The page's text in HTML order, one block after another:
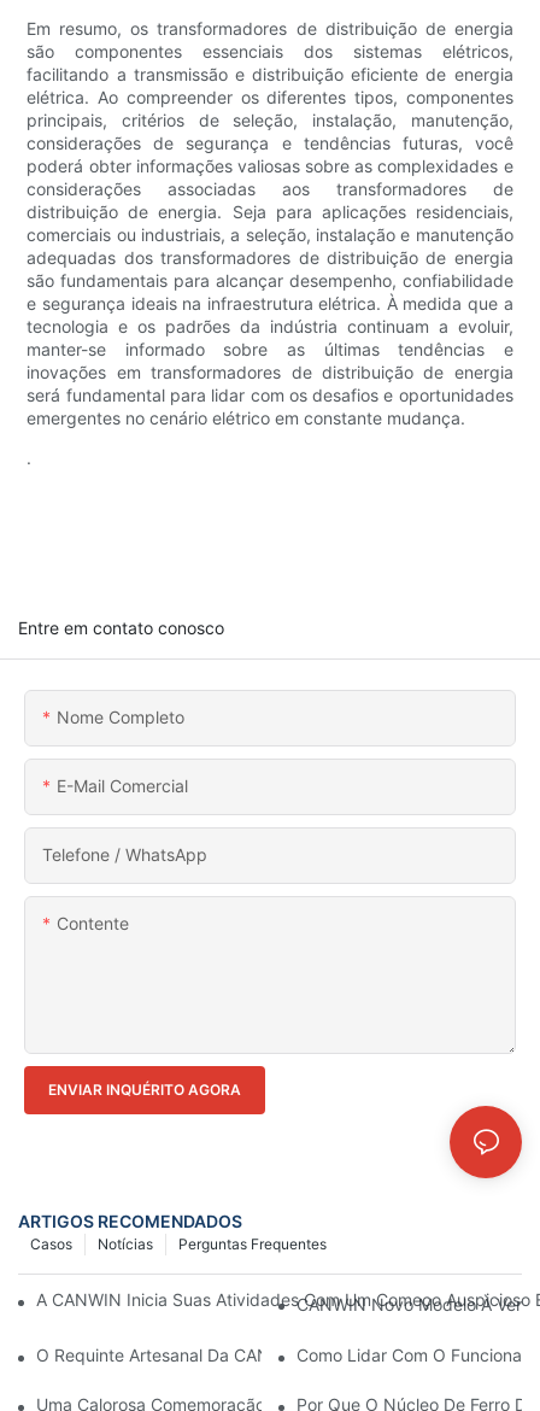
Em resumo, os transformadores de distribuição de energia
são componentes essenciais dos sistemas elétricos,
facilitando a transmissão e distribuição eficiente de energia
elétrica. Ao compreender os diferentes tipos, componentes
principais, critérios de seleção, instalação, manutenção,
considerações de segurança e tendências futuras, você
poderá obter informações valiosas sobre as complexidades e
considerações associadas aos transformadores de
distribuição de energia. Seja para aplicações residenciais,
comerciais ou industriais, a seleção, instalação e manutenção
adequadas dos transformadores de distribuição de energia
são fundamentais para alcançar desempenho, confiabilidade
e segurança ideais na infraestrutura elétrica. À medida que a
tecnologia e os padrões da indústria continuam a evoluir,
manter-se informado sobre as últimas tendências e
inovações em transformadores de distribuição de energia
será fundamental para lidar com os desafios e oportunidades
emergentes no cenário elétrico em constante mudança.
.
Entre em contato conosco
Nome Completo
E-Mail Comercial
Telefone / WhatsApp
Contente
ENVIAR INQUÉRITO AGORA
ARTIGOS RECOMENDADOS
Perguntas Frequentes
Notícias
Casos
A CANWIN Inicia Suas Atividades Com Um Começo
CANWIN Novo Modelo À
O Requinte Artesanal Da CANWIN Conquistou
Como Lidar Com O
Uma Calorosa Comemoração Do 22º Aniversário Da CANWIN!
Por Que O Núcleo De Ferro